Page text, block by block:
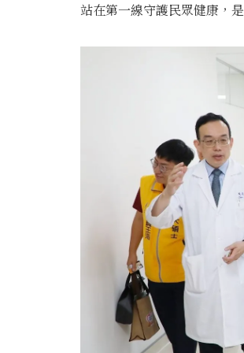
站在第一線守護民眾健康，